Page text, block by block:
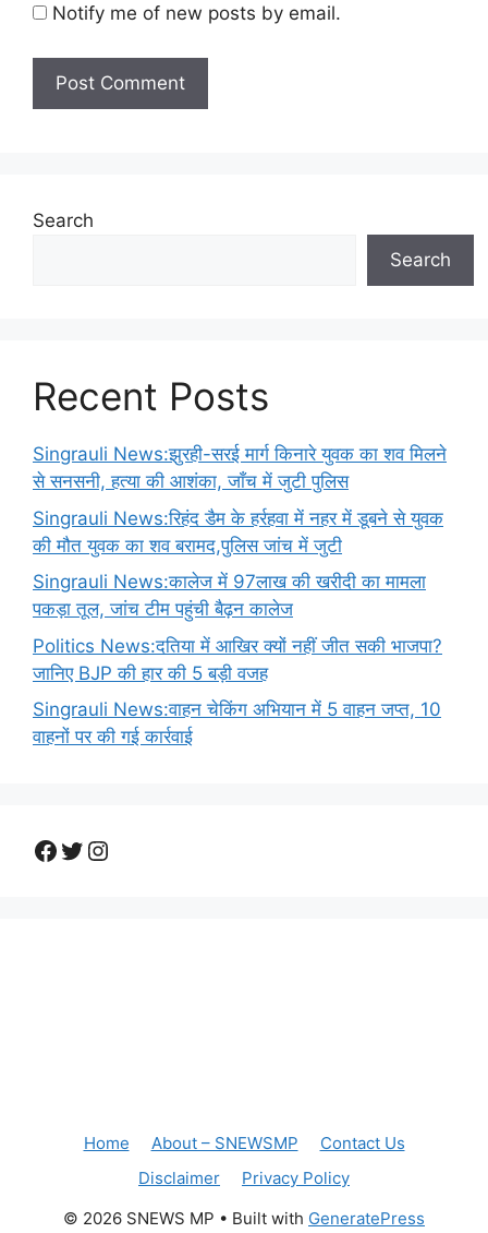
Notify me of new posts by email.
Search
Search
Recent Posts
Singrauli News:झुरही-सरई मार्ग किनारे युवक का शव मिलने
से सनसनी, हत्या की आशंका, जाँच में जुटी पुलिस
Singrauli News:रिहंद डैम के हर्रहवा में नहर में डूबने से युवक
की मौत युवक का शव बरामद,पुलिस जांच में जुटी
Singrauli News:कालेज में 97लाख की खरीदी का मामला
पकड़ा तूल, जांच टीम पहुंची बैढ़न कालेज
Politics News:दतिया में आखिर क्यों नहीं जीत सकी भाजपा?
जानिए BJP की हार की 5 बड़ी वजह
Singrauli News:वाहन चेकिंग अभियान में 5 वाहन जप्त, 10
वाहनों पर की गई कार्रवाई
Facebook
Twitter
Instagram
Home About – SNEWSMP
Contact Us
Disclaimer
Privacy Policy
© 2026 SNEWS MP • Built with GeneratePress